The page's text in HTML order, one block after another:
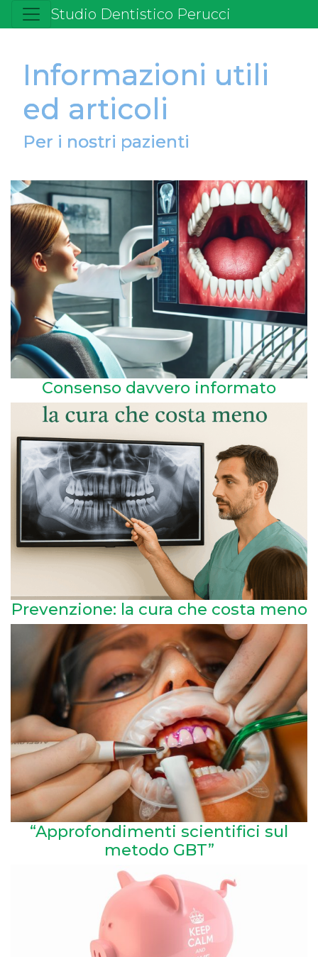
Studio Dentistico Perucci
Informazioni utili
ed articoli
Per i nostri pazienti
Consenso davvero informato
Prevenzione: la cura che costa meno
“Approfondimenti scientifici sul
metodo GBT”